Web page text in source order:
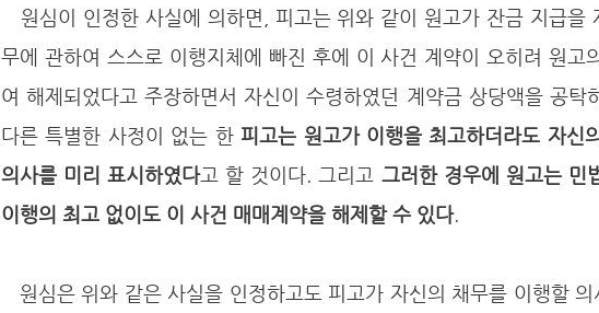
무에 관하여 스스로 이행지체에 빠진 후에 이 사건 계약이 오히려 원고
여 해제되었다고 주장하면서 자신이 수령하였던 계약금 상당액을 공탁
다른 특별한 사정이 없는 한 피고는 원고가 이행을 최고하더라도 자신
의사를 미리 표시하였다고 할 것이다. 그리고 그러한 경우에 원고는 민
이행의 최고 없이도 이 사건 매매계약을 해제할 수 있다.